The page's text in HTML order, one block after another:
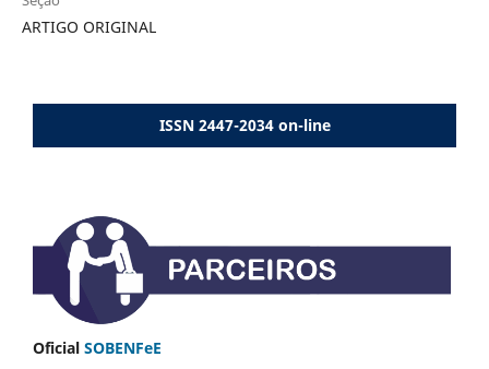
ARTIGO ORIGINAL
ISSN 2447-2034 on-line
Oficial SOBENFeE